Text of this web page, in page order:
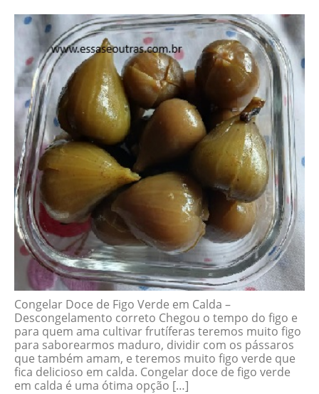
Congelar Doce de Figo Verde em Calda –
Descongelamento correto Chegou o tempo do figo e
para quem ama cultivar frutíferas teremos muito figo
para saborearmos maduro, dividir com os pássaros
que também amam, e teremos muito figo verde que
fica delicioso em calda. Congelar doce de figo verde
em calda é uma ótima opção […]